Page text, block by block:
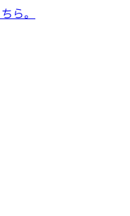
ら。